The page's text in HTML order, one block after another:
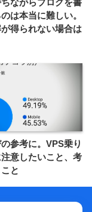
ながらブログを書
は本当に難しい。
得られない場合は
参考に。VPS乗り
意したいこと、考
と